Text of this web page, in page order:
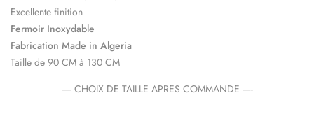
Excellente finition
Fermoir Inoxydable
Fabrication Made in Algeria
Taille de 90 CM à 130 CM
—- CHOIX DE TAILLE APRES COMMANDE —-